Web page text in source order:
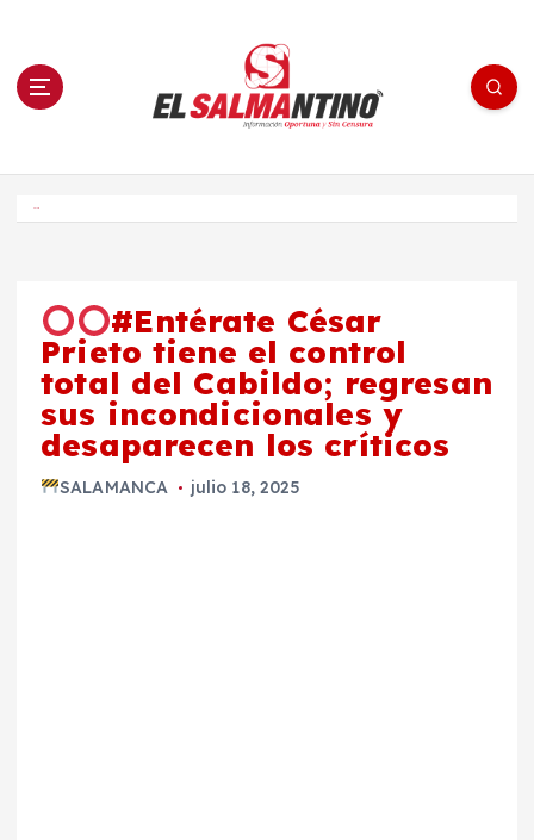
n El Salmantino - medios/noticias/editorial
#Entérate César
Prieto tiene el control
total del Cabildo; regresan
sus incondicionales y
desaparecen los críticos
SALAMANCA julio 18, 2025